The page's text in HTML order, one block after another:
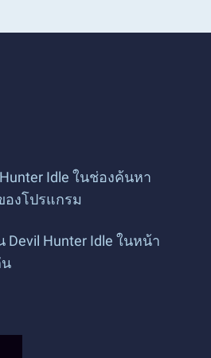
Idle ในช่องค้นหา
งโปรแกรม
Hunter Idle ในหน้า
น